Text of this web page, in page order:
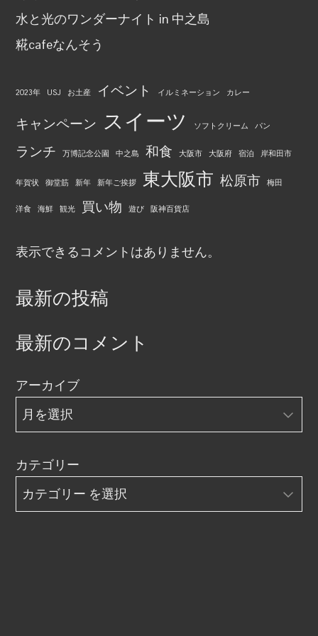
り
水と光のワンダーナイト in 中之島
糀cafeなんそう
2023年 USJ お土産 イベント イルミネーション カレー
キャンペーン スイーツ ソフトクリーム パン
ランチ 万博記念公園 中之島 和食 大阪市 大阪府 宿泊 岸和田市
年賀状 御堂筋 新年 新年ご挨拶 東大阪市 松原市 梅田
洋食 海鮮 観光 買い物 遊び 阪神百貨店
表示できるコメントはありません。
最新の投稿
最新のコメント
アーカイブ
カテゴリー